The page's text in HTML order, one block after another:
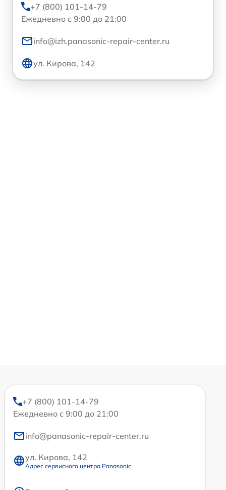
+7 (800) 101-14-79
Ежедневно с 9:00 до 21:00
info@izh.panasonic-repair-center.ru
ул. Кирова, 142
+7 (800) 101-14-79
Ежедневно с 9:00 до 21:00
info@panasonic-repair-center.ru
ул. Кирова, 142
Адрес сервисного центра Panasonic